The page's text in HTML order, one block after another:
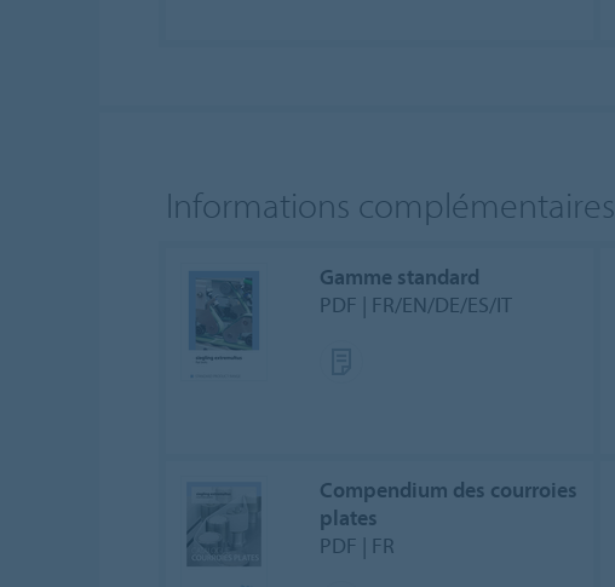
Informations complémentaires
Gamme standard
PDF | FR/EN/DE/ES/IT
Compendium des courroies
plates
PDF | FR